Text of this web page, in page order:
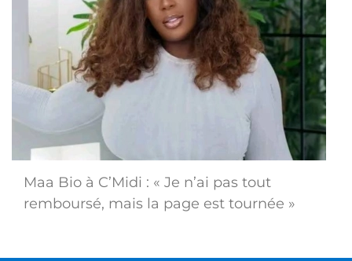
Maa Bio à C’Midi : « Je n’ai pas tout
remboursé, mais la page est tournée »